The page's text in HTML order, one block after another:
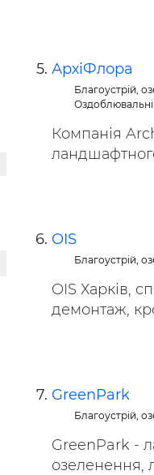
АрхіФлора
Благоустрій,
Компанія
OIS
Благоустрій,
OIS Харків,
демонтаж,
GreenPark
Благоустрій,
GreenPark -
озеленення,